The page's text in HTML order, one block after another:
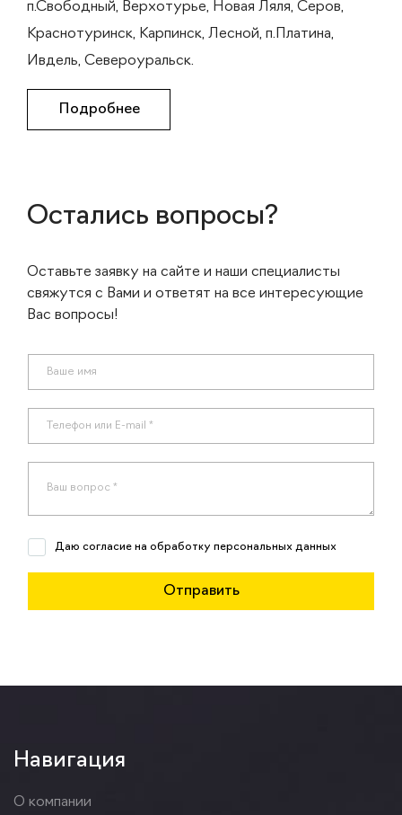
п.Свободный, Верхотурье, Новая Ляля, Серов,
Краснотуринск, Карпинск, Лесной, п.Платина,
Ивдель, Североуральск.
Подробнее
Остались вопросы?
Оставьте заявку на сайте и наши специалисты
свяжутся с Вами и ответят на все интересующие
Вас вопросы!
Даю согласие на обработку персональных данных
Навигация
О компании